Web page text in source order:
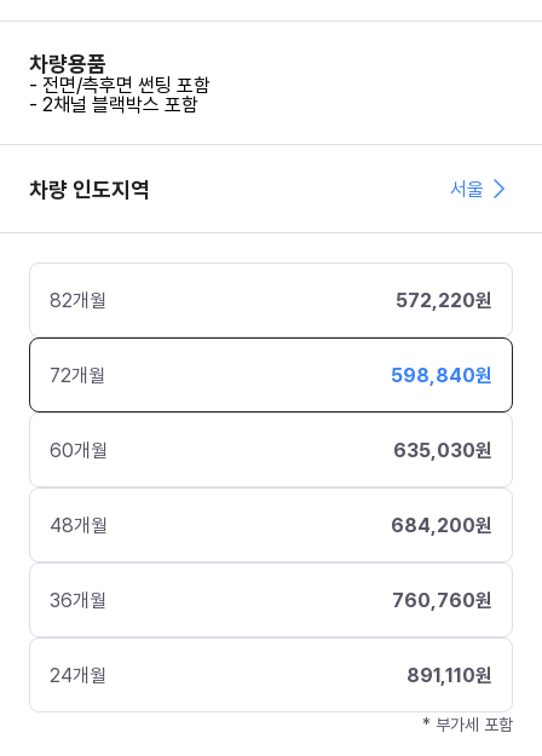
차량용품
- 전면/측후면 썬팅 포함
- 2채널 블랙박스 포함
차량 인도지역 서울
82개월 572,220원
72개월 598,840원
60개월 635,030원
48개월 684,200원
36개월 760,760원
24개월 891,110원
* 부가세 포함